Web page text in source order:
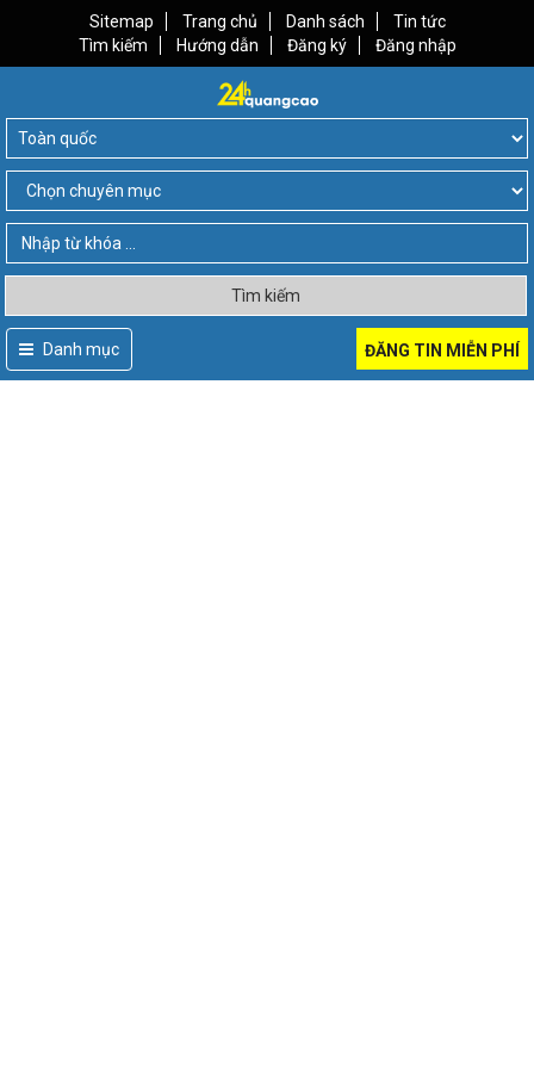
Sitemap Trang chủ Danh sách
Tin tức
Tìm kiếm
Hướng dẫn Đăng ký Đăng nhập
Tìm kiếm
Danh mục ĐĂNG TIN MIỄN PHÍ